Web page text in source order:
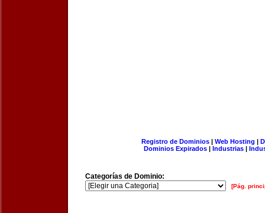
Registro de Dominios| Web Hosting |
Dominios Expirados | Industrias |
Categorías de Dominio:
[Pág.